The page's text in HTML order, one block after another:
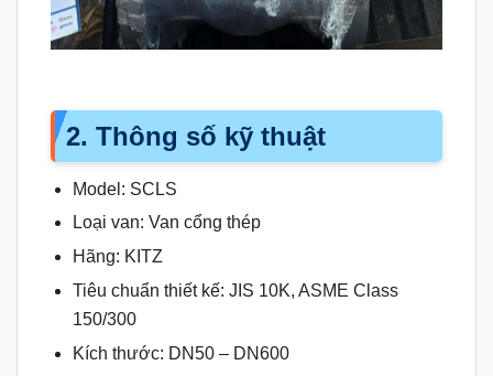
2. Thông số kỹ thuật
Model: SCLS
Loại van: Van cổng thép
Hãng: KITZ
Tiêu chuẩn thiết kế: JIS 10K, ASME Class
150/300
Kích thước: DN50 – DN600